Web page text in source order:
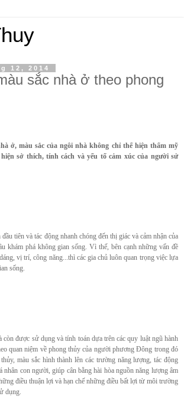
12, 2014
sắc nhà ở theo phong
ở, màu sắc của ngôi nhà không chỉ thể hiện thẩm mỹ
sở thích, tính cách và yếu tố cảm xúc của người sử
tiên và tác động nhanh chóng đến thị giác và cảm nhận của
khám phá không gian sống. Vì thế, bên cạnh những vấn đề
vị trí, công năng...thì các gia chủ luôn quan trọng việc lựa
sống.
còn được sử dụng và tính toán dựa trên các quy luật ngũ hành
quan niệm về phong thủy của người phương Đông trong đó
màu sắc hình thành lên các trường năng lượng, tác động
nhân con người, giúp cân bằng hài hòa nguồn năng lượng âm
điều thuận lợi và hạn chế những điều bất lợi từ môi trường
dụng.